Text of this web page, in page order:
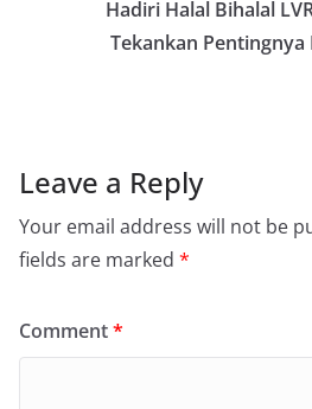
Hadiri Halal Bihalal
Tekankan
Leave a Reply
Your email address will not be
fields are marked *
Comment*